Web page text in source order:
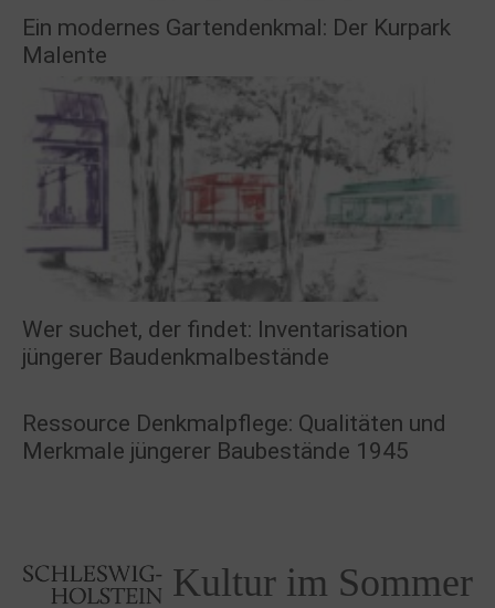
Ein modernes Gartendenkmal: Der Kurpark
Malente
Wer suchet, der findet: Inventarisation
jüngerer Baudenkmalbestände
Ressource Denkmalpflege: Qualitäten und
Merkmale jüngerer Baubestände 1945
Kultur im Sommer